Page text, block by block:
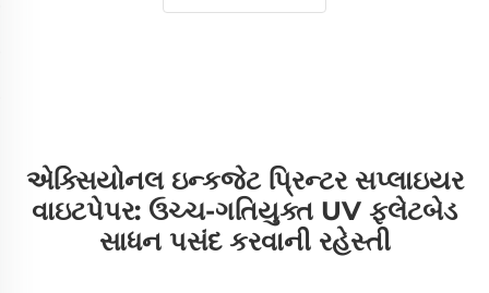
એક્સિયોનલ ઇન્કજેટ પ્રિન્ટર સપ્લાઇયર
વાઇટપેપર: ઉચ્ચ-ગતિયુક્ત UV ફ્લેટબેડ
સાધન પસંદ કરવાની રહેસ્તી